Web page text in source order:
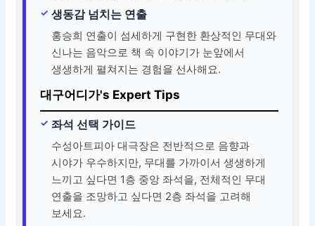
생동감 넘치는 연출
홍승희 연출이 섬세하게 구현한 환상적인 무대와
신나는 음악으로 책 속 이야기가 눈앞에서
생생하게 펼쳐지는 경험을 선사해요.
대구어디가's Expert Tips
좌석 선택 가이드
수성아트피아 대극장은 전반적으로 음향과
시야가 우수하지만, 무대를 가까이서 생생하게
느끼고 싶다면 1층 중앙 좌석을, 전체적인 무대
연출을 조망하고 싶다면 2층 좌석을 고려해
보세요.